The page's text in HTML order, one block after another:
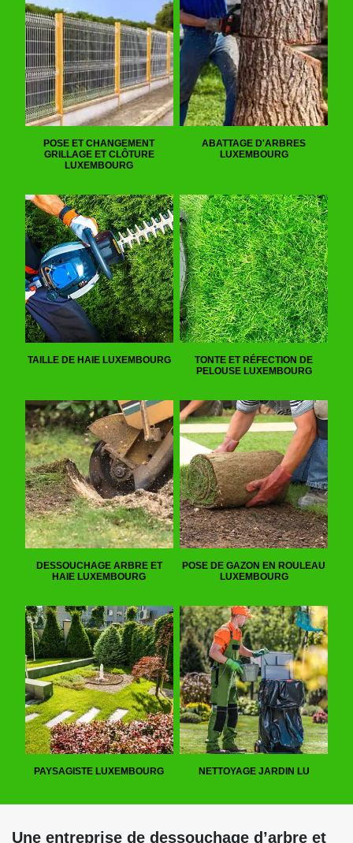
POSE ET CHANGEMENT
GRILLAGE ET CLÔTURE
LUXEMBOURG
ABATTAGE D'ARBRES
LUXEMBOURG
TAILLE DE HAIE LUXEMBOURG
TONTE ET RÉFECTION DE
PELOUSE LUXEMBOURG
DESSOUCHAGE ARBRE ET
HAIE LUXEMBOURG
POSE DE GAZON EN ROULEAU
LUXEMBOURG
PAYSAGISTE LUXEMBOURG NETTOYAGE JARDIN LU
Une entreprise de dessouchage d’arbre et